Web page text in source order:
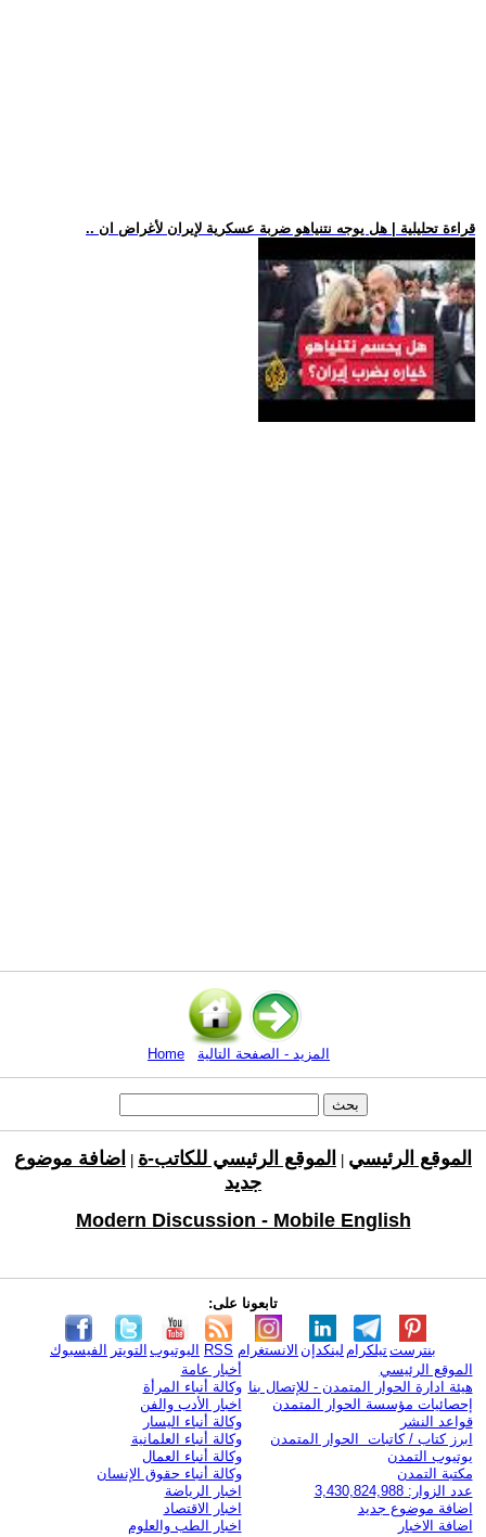
.. قراءة تحليلية | هل يوجه نتنياهو ضربة عسكرية لإيران لأغراض ان
Home المزيد - الصفحة التالية
الموقع الرئيسي الموقع الرئيسي للكاتب-ة
اضافة موضوع
جديد
Modern Discussion - Mobile English
تابعونا على:
الفيسبوك التويتر اليوتيوب RSS الانستغرام لينكدإن تيلكرامبنترست
الموقع الرئيسي
هيئة ادارة الحوار المتمدن - للإتصال بنا
إحصائيات مؤسسة الحوار المتمدن
قواعد النشر
ابرز كتاب / كاتبات الحوار المتمدن
يوتيوب التمدن
مكتبة التمدن
عدد الزوار: 3,430,824,988
اضافة موضوع جديد
اضافة الاخبار
أخبار عامة
وكالة أنباء المرأة
اخبار الأدب والفن
وكالة أنباء اليسار
وكالة أنباء العلمانية
وكالة أنباء العمال
وكالة أنباء حقوق الإنسان
اخبار الرياضة
اخبار الاقتصاد
اخبار الطب والعلوم